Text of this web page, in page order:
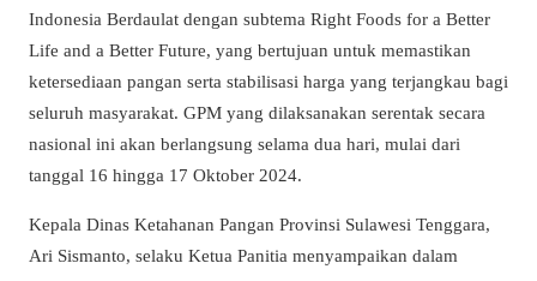
Indonesia Berdaulat dengan subtema Right Foods for a Better
Life and a Better Future, yang bertujuan untuk memastikan
ketersediaan pangan serta stabilisasi harga yang terjangkau bagi
seluruh masyarakat. GPM yang dilaksanakan serentak secara
nasional ini akan berlangsung selama dua hari, mulai dari
tanggal 16 hingga 17 Oktober 2024.
Kepala Dinas Ketahanan Pangan Provinsi Sulawesi Tenggara,
Ari Sismanto, selaku Ketua Panitia menyampaikan dalam